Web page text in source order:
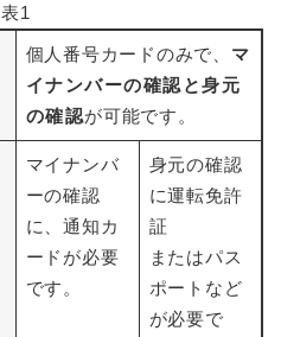
表1
個人番号カードのみで、 マ
イナンバーの確認と身元
の確認が可能です。
マイナンバ
ーの確認
に、通知カ
ードが必要
です。
身元の確認
に運転免許
証
またはパス
ポートなど
が必要で